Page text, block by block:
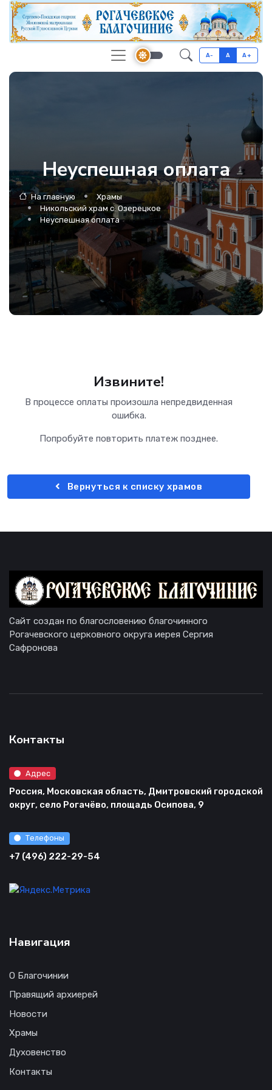
A- A A+
Неуспешная оплата
На главную
Храмы
Никольский храм с. Озерецкое
Неуспешная оплата
Извините!
В процессе оплаты произошла непредвиденная
ошибка.
Попробуйте повторить платеж позднее.
Вернуться к списку храмов
Сайт создан по благословению благочинного
Рогачевского церковного округа иерея Сергия
Сафронова
Контакты
Адрес
Россия, Московская область, Дмитровский городской
округ, село Рогачёво, площадь Осипова, 9
Телефоны
+7 (496) 222-29-54
Навигация
О Благочинии
Правящий архиерей
Новости
Храмы
Духовенство
Контакты